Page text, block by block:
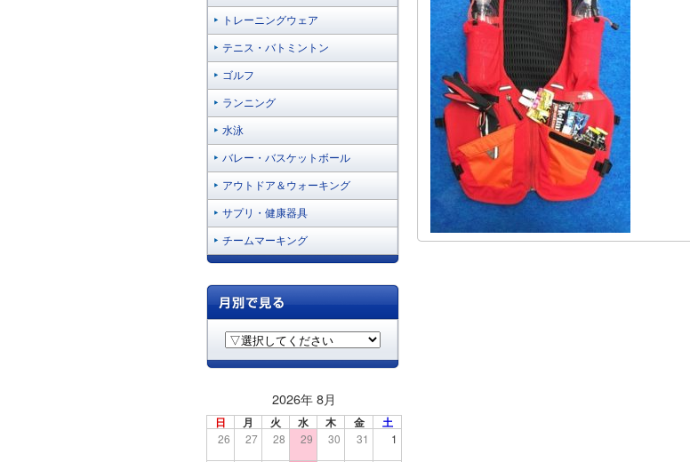
トレーニングウェア
テニス・バトミントン
ゴルフ
ランニング
水泳
バレー・バスケットボール
アウトドア＆ウォーキング
サプリ・健康器具
チームマーキング
2026年 8月
日 月 火 水 木 金 土
26 27 28 29 30 31 1